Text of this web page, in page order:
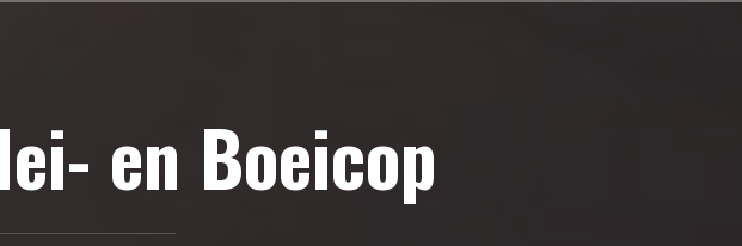
en Boeicop